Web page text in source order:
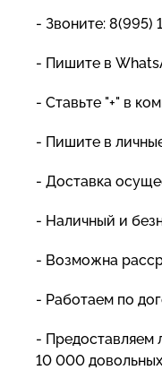
- Звоните: 8(995)
- Пишите в
- Ставьте "+" в
- Пишите в
- Доставка
- Наличный и
- Возможна
- Работаем по
- Предоставляем
10 000